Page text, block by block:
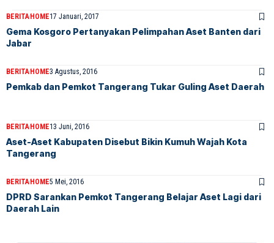
BERITAHOME17 Januari, 2017
Gema Kosgoro Pertanyakan Pelimpahan Aset Banten dari
Jabar
BERITAHOME3 Agustus, 2016
Pemkab dan Pemkot Tangerang Tukar Guling Aset Daerah
BERITAHOME13 Juni, 2016
Aset-Aset Kabupaten Disebut Bikin Kumuh Wajah Kota
Tangerang
BERITAHOME5 Mei, 2016
DPRD Sarankan Pemkot Tangerang Belajar Aset Lagi dari
Daerah Lain